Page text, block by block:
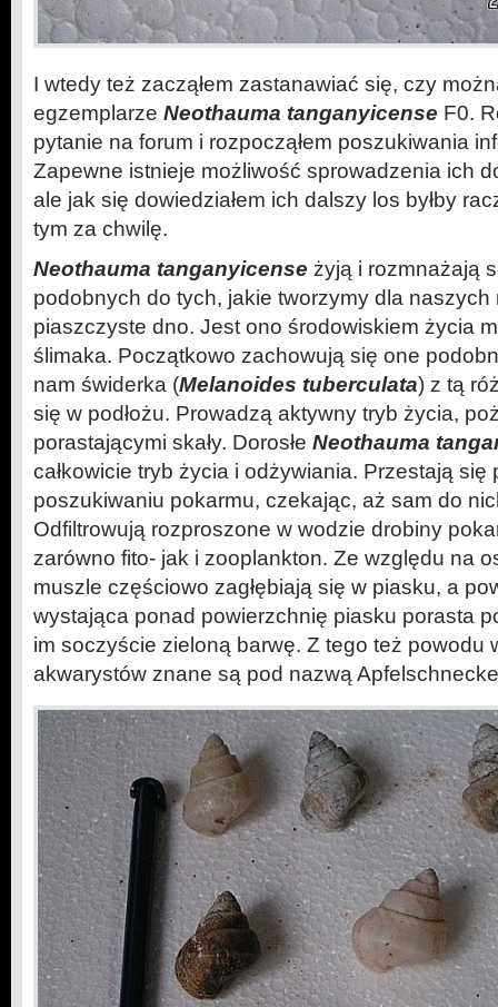
I wtedy też zacząłem zastanawiać się, czy
egzemplarze Neothauma tanganyicense F0.
pytanie na forum i rozpocząłem poszukiwania
Zapewne istnieje możliwość sprowadzenia ich
ale jak się dowiedziałem ich dalszy los byłby
tym za chwilę.
Neothauma tanganyicense żyją i rozmnażają
podobnych do tych, jakie tworzymy dla naszych
piaszczyste dno. Jest ono środowiskiem życia
ślimaka. Początkowo zachowują się one
nam świderka (Melanoides tuberculata) z tą
się w podłożu. Prowadzą aktywny tryb życia,
porastającymi skały. Dorosłe Neothauma
całkowicie tryb życia i odżywiania. Przestają się
poszukiwaniu pokarmu, czekając, aż sam do
Odfiltrowują rozproszone w wodzie drobiny
zarówno fito- jak i zooplankton. Ze względu na
muszle częściowo zagłębiają się w piasku, a
wystająca ponad powierzchnię piasku porasta
im soczyście zieloną barwę. Z tego też powodu
akwarystów znane są pod nazwą